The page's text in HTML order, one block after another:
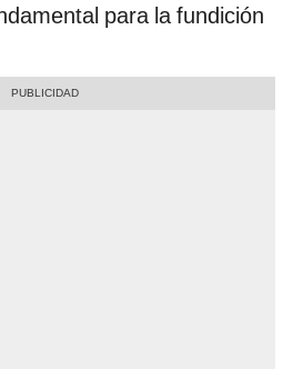
para la fundición